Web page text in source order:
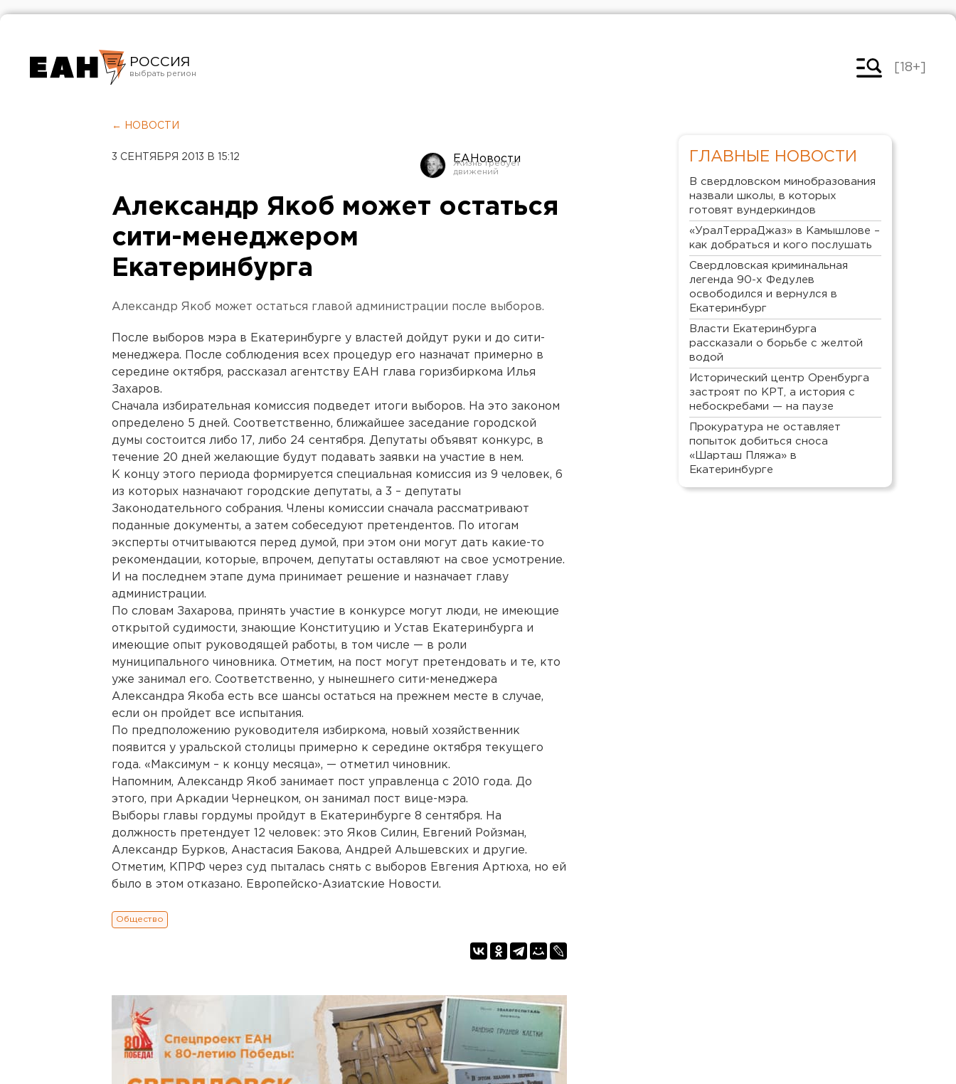
РОССИЯ
Челябинск
[18+]
← НОВОСТИ
3 СЕНТЯБРЯ 2013 В 15:12 ЕАНовости
Александр Якоб может остаться
сити-менеджером
Екатеринбурга
Александр Якоб может остаться главой администрации после выборов.
После выборов мэра в Екатеринбурге у властей дойдут руки и до сити-
менеджера. После соблюдения всех процедур его назначат примерно в
середине октября, рассказал агентству ЕАН глава горизбиркома Илья
Захаров.
Сначала избирательная комиссия подведет итоги выборов. На это законом
определено 5 дней. Соответственно, ближайшее заседание городской
думы состоится либо 17, либо 24 сентября. Депутаты объявят конкурс, в
течение 20 дней желающие будут подавать заявки на участие в нем.
К концу этого периода формируется специальная комиссия из 9 человек, 6
из которых назначают городские депутаты, а 3 – депутаты
Законодательного собрания. Члены комиссии сначала рассматривают
поданные документы, а затем собеседуют претендентов. По итогам
эксперты отчитываются перед думой, при этом они могут дать какие-то
рекомендации, которые, впрочем, депутаты оставляют на свое усмотрение.
И на последнем этапе дума принимает решение и назначает главу
администрации.
По словам Захарова, принять участие в конкурсе могут люди, не имеющие
открытой судимости, знающие Конституцию и Устав Екатеринбурга и
имеющие опыт руководящей работы, в том числе — в роли
муниципального чиновника. Отметим, на пост могут претендовать и те, кто
уже занимал его. Соответственно, у нынешнего сити-менеджера
Александра Якоба есть все шансы остаться на прежнем месте в случае,
если он пройдет все испытания.
По предположению руководителя избиркома, новый хозяйственник
появится у уральской столицы примерно к середине октября текущего
года. «Максимум – к концу месяца», — отметил чиновник.
Напомним, Александр Якоб занимает пост управленца с 2010 года. До
этого, при Аркадии Чернецком, он занимал пост вице-мэра.
Выборы главы гордумы пройдут в Екатеринбурге 8 сентября. На
должность претендует 12 человек: это Яков Силин, Евгений Ройзман,
Александр Бурков, Анастасия Бакова, Андрей Альшевских и другие.
Отметим, КПРФ через суд пыталась снять с выборов Евгения Артюха, но ей
было в этом отказано. Европейско-Азиатские Новости.
Общество
ГЛАВНЫЕ НОВОСТИ
В свердловском минобразования
назвали школы, в которых
готовят вундеркиндов
«УралТерраДжаз» в Камышлове –
как добраться и кого послушать
Свердловская криминальная
легенда 90-х Федулев
освободился и вернулся в
Екатеринбург
Власти Екатеринбурга
рассказали о борьбе с желтой
водой
Исторический центр Оренбурга
застроят по КРТ, а история с
небоскребами — на паузе
Прокуратура не оставляет
попыток добиться сноса
«Шарташ Пляжа» в
Екатеринбурге